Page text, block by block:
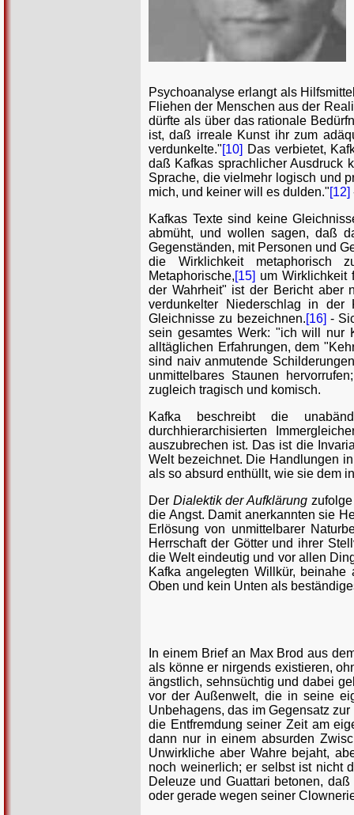
Psychoanalyse erlangt als
Fliehen der Menschen aus der
dürfte als über das rationale
ist, daß irreale Kunst ihr zum
verdunkelte."[10] Das verbietet,
daß Kafkas sprachlicher Ausdruck
Sprache, die vielmehr logisch und
mich, und keiner will es dulden."[12]
Kafkas Texte sind keine
abmüht, und wollen sagen, daß
Gegenständen, mit Personen und
die Wirklichkeit metaphorisch
Metaphorische,[15] um Wirklichkeit
der Wahrheit" ist der Bericht aber
verdunkelter Niederschlag in
Gleichnisse zu bezeichnen.[16] -
sein gesamtes Werk: "ich will nur
alltäglichen Erfahrungen, dem
sind naiv anmutende
unmittelbares Staunen hervorrufen;
zugleich tragisch und komisch.
Kafka beschreibt die
durchhierarchisierten
auszubrechen ist. Das ist die
Welt bezeichnet. Die Handlungen
als so absurd enthüllt, wie sie dem
Der Dialektik der Aufklärung
die Angst. Damit anerkannten sie
Erlösung von unmittelbarer
Herrschaft der Götter und ihrer
die Welt eindeutig und vor allen
Kafka angelegten Willkür,
Oben und kein Unten als
In einem Brief an Max Brod aus
als könne er nirgends existieren,
ängstlich, sehnsüchtig und dabei
vor der Außenwelt, die in seine
Unbehagens, das im Gegensatz
die Entfremdung seiner Zeit am
dann nur in einem absurden
Unwirkliche aber Wahre bejaht,
noch weinerlich; er selbst ist nicht
Deleuze und Guattari betonen,
oder gerade wegen seiner